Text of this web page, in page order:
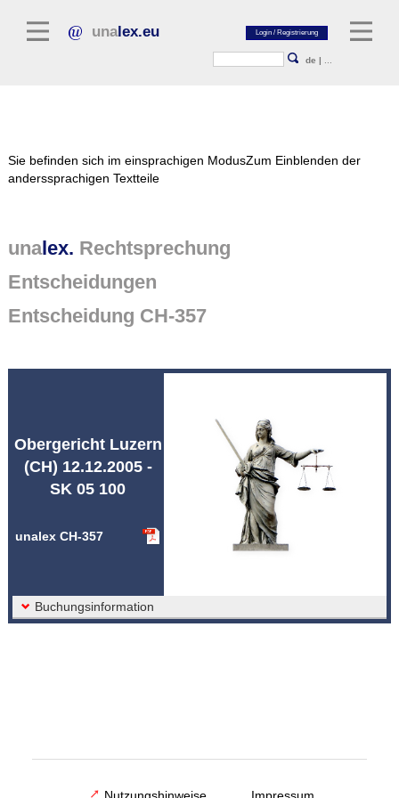
unalex.eu
de |
Normtexte
Rechtsprechung
Sie befinden sich im einsprachigen ModusZum Einblenden der
anderssprachigen Textteile
unalex. Rechtsprechung
Entscheidungen
Entscheidung CH-357
Obergericht Luzern
(CH) 12.12.2005 -
SK 05 100
unalex CH-357
Buchungsinformation
Nutzungshinweise Impressum